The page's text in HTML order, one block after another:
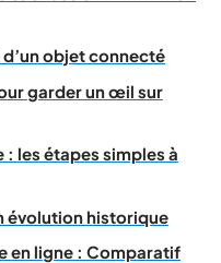
objet connecté
garder un œil sur
les étapes simples à
évolution historique
en ligne : Comparatif